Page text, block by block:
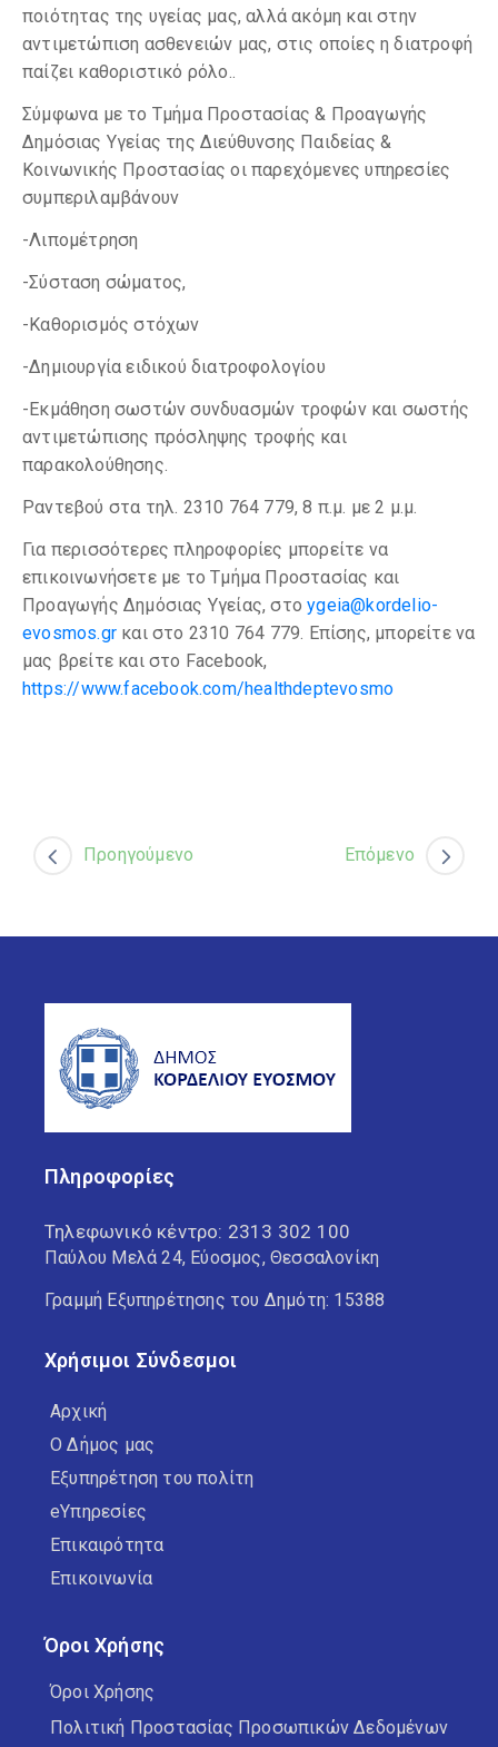
ποιότητας της υγείας μας, αλλά ακόμη και στην
αντιμετώπιση ασθενειών μας, στις οποίες η διατροφή
παίζει καθοριστικό ρόλο..
Σύμφωνα με το Τμήμα Προστασίας & Προαγωγής
Δημόσιας Υγείας της Διεύθυνσης Παιδείας &
Κοινωνικής Προστασίας οι παρεχόμενες υπηρεσίες
συμπεριλαμβάνουν
-Λιπομέτρηση
-Σύσταση σώματος,
-Καθορισμός στόχων
-Δημιουργία ειδικού διατροφολογίου
-Εκμάθηση σωστών συνδυασμών τροφών και σωστής
αντιμετώπισης πρόσληψης τροφής και
παρακολούθησης.
Ραντεβού στα τηλ. 2310 764 779, 8 π.μ. με 2 μ.μ.
Για περισσότερες πληροφορίες μπορείτε να
επικοινωνήσετε με το Τμήμα Προστασίας και
Προαγωγής Δημόσιας Υγείας, στοygeia@kordelio-
evosmos.gr και στο 2310 764 779. Επίσης, μπορείτε να
μας βρείτε και στο Facebook,
https://www.facebook.com/healthdeptevosmo
Προηγούμενο Επόμενο
Πληροφορίες
Τηλεφωνικό κέντρο: 2313 302 100
Παύλου Μελά 24, Εύοσμος, Θεσσαλονίκη
Γραμμή Εξυπηρέτησης του Δημότη: 15388
Χρήσιμοι Σύνδεσμοι
Αρχική
Ο Δήμος μας
Εξυπηρέτηση του πολίτη
eΥπηρεσίες
Επικαιρότητα
Επικοινωνία
Όροι Χρήσης
Όροι Χρήσης
Πολιτική Προστασίας Προσωπικών Δεδομένων